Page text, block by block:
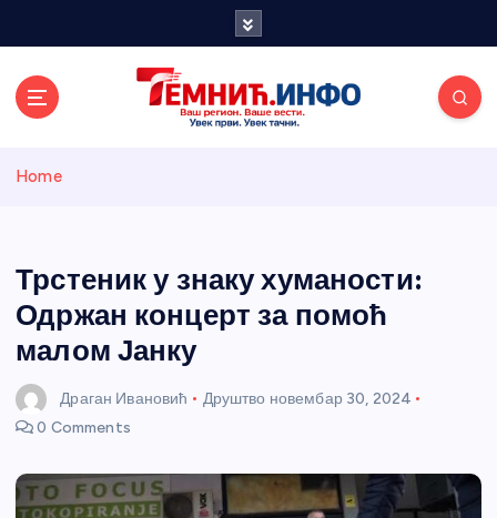
и портал
Home
Трстеник у знаку хуманости:
Одржан концерт за помоћ
малом Јанку
Драган Ивановић Друштво новембар 30, 2024
0 Comments